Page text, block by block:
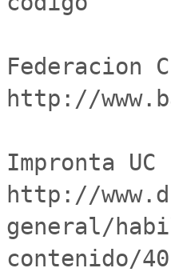
Federacion
http://
Impronta UC
http://
general/
contenido/